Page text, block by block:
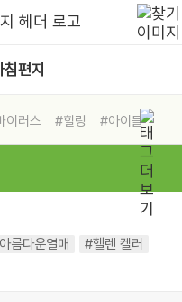
편지
이러스 #힐링
#아이들
름다운열매 #헬렌 켈러